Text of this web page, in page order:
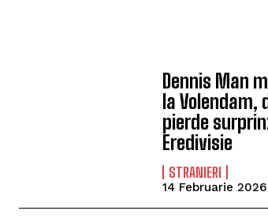
Dennis Man
la Volendam,
pierde
Eredivisie
STRANIERI
14 Februarie 2026